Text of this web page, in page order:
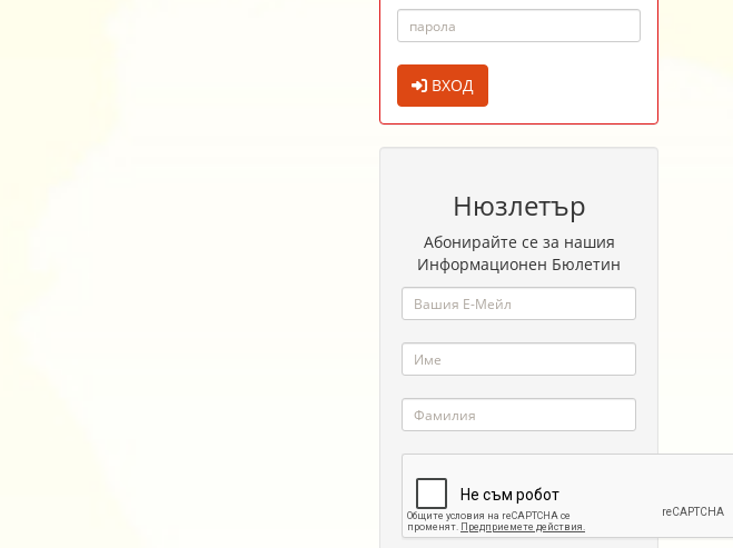
ВХОД
Нюзлетър
Абонирайте се за нашия
Информационен Бюлетин